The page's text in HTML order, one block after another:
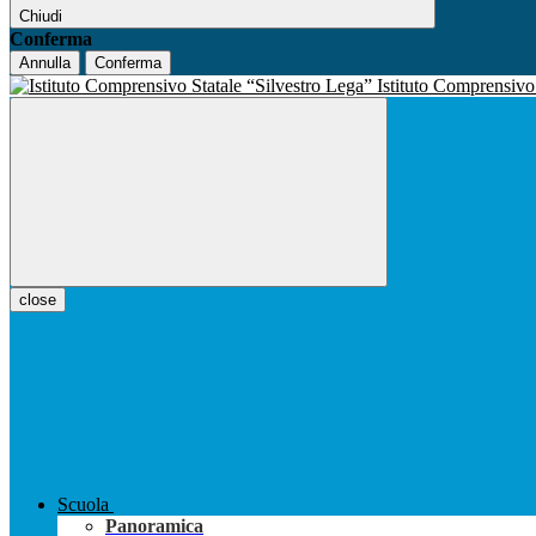
Chiudi
Conferma
Annulla Conferma
Istituto Comprensivo
close
Scuola
Panoramica